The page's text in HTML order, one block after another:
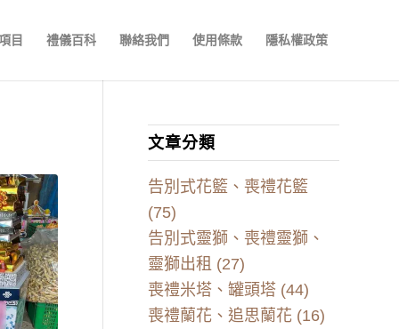
目 禮儀百科 聯絡我們 使用條款 隱私權政策
文章分類
告別式花籃、喪禮花籃
(75)
告別式靈獅、喪禮靈獅、
靈獅出租 (27)
喪禮米塔、罐頭塔 (44)
喪禮蘭花、追思蘭花(16)